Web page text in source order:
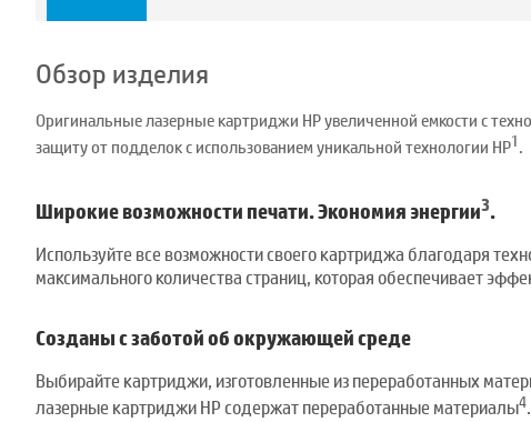
Обзор изделия
Оригинальные лазерные картриджи HP увеличенной емкости с
защиту от подделок с использованием уникальной технологии HP1.
Широкие возможности печати. Экономия энергии3.
Используйте все возможности своего картриджа благодаря
максимального количества страниц, которая обеспечивает
Созданы с заботой об окружающей среде
Выбирайте картриджи, изготовленные из переработанных
лазерные картриджи HP содержат переработанные материалы4.